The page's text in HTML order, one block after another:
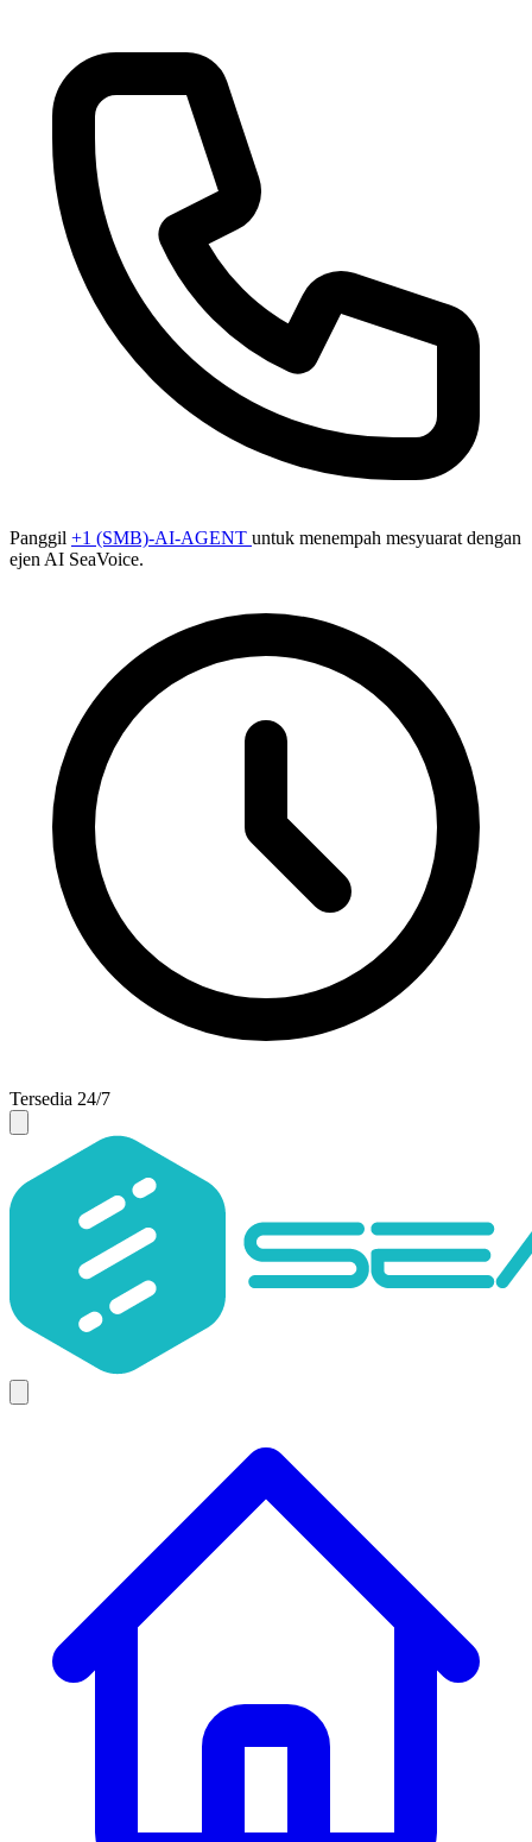
Panggil +1 (SMB)-AI-AGENT untuk menempah mesyuarat dengan
ejen AI SeaVoice.
Tersedia 24/7